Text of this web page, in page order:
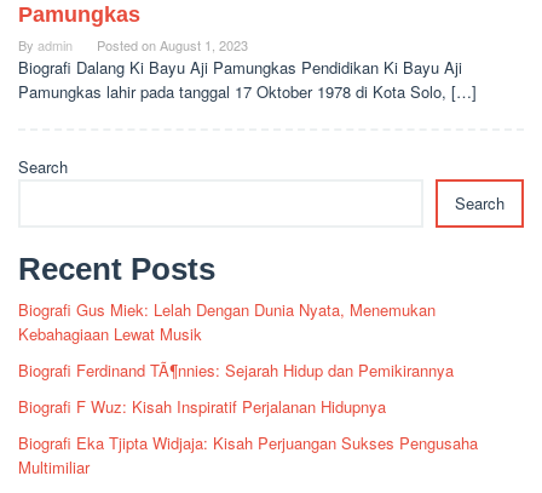
Pamungkas
By admin Posted onAugust 1, 2023
Biografi Dalang Ki Bayu Aji Pamungkas Pendidikan Ki Bayu Aji
Pamungkas lahir pada tanggal 17 Oktober 1978 di Kota Solo, […]
Search
Search
Recent Posts
Biografi Gus Miek: Lelah Dengan Dunia Nyata, Menemukan
Kebahagiaan Lewat Musik
Biografi Ferdinand TÃ¶nnies: Sejarah Hidup dan Pemikirannya
Biografi F Wuz: Kisah Inspiratif Perjalanan Hidupnya
Biografi Eka Tjipta Widjaja: Kisah Perjuangan Sukses Pengusaha
Multimiliar